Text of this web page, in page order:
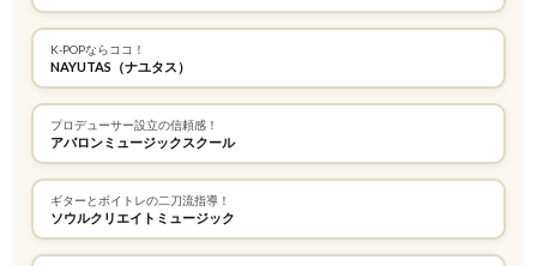
K-POPならココ！
NAYUTAS（ナユタス）
プロデューサー設立の信頼感！
アバロンミュージックスクール
ギターとボイトレの二刀流指導！
ソウルクリエイトミュージック